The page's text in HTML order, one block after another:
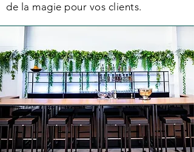
de la magie pour vos clients.